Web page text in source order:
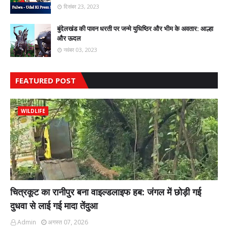
दिसंबर 23, 2023
बुंदेलखंड की पावन धरती पर जन्मे युधिष्ठिर और भीम के अवतार: आल्हा
और ऊदल
नवंबर 03, 2023
FEATURED POST
WILDLIFE
चित्रकूट का रानीपुर बना वाइल्डलाइफ हब: जंगल में छोड़ी गई
दुधवा से लाई गई मादा तेंदुआ
Admin
अगस्त 07, 2026